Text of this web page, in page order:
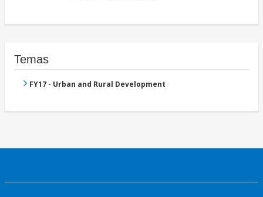
Temas
FY17 - Urban and Rural Development